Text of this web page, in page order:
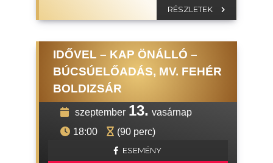
RÉSZLETEK
IDŐVEL – KAP ÖNÁLLÓ –
BÚCSÚELŐADÁS, MV. FEHÉR
BOLDIZSÁR
szeptember 13. vasárnap
18:00
(90 perc)
ESEMÉNY